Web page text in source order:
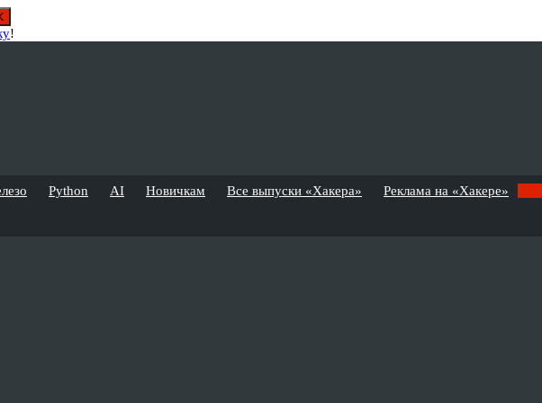
!
Python AI Новичкам Все выпуски «Хакера» Реклама на «Хакере»